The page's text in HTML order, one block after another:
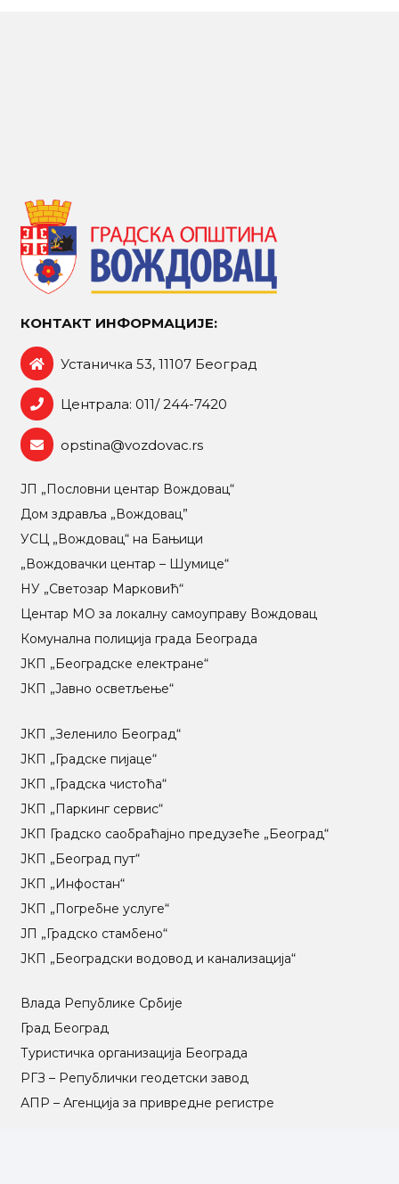
КОНТАКТ ИНФОРМАЦИЈЕ:
Устаничка 53, 11107 Београд
Централа: 011/ 244-7420
opstina@vozdovac.rs
ЈП „Пословни центар Вождовац“
Дом здравља „Вождовац”
УСЦ „Вождовац“ на Бањици
„Вождовачки центар – Шумице“
НУ „Светозар Марковић“
Центар МO за локалну самоуправу Вождовац
Комунална полиција града Београда
ЈКП „Београдске електране“
ЈКП „Јавно осветљење“
ЈКП „Зеленило Београд“
ЈКП „Градске пијаце“
ЈКП „Градска чистоћа“
ЈКП „Паркинг сервис“
ЈКП Градско саобраћајно предузеће „Београд“
ЈКП „Београд пут“
ЈКП „Инфостан“
ЈКП „Погребне услуге“
ЈП „Градско стамбено“
ЈКП „Београдски водовод и канализација“
Влада Републике Србије
Град Београд
Туристичка организација Београда
РГЗ – Републички геодетски завод
АПР – Агенција за привредне регистре